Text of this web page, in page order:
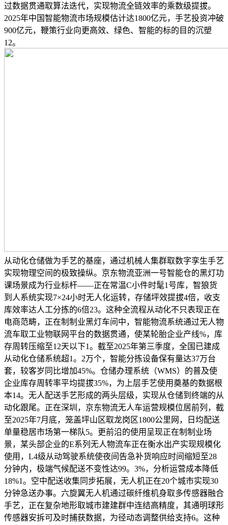
过数据贯通取算法迭代，实现物流全链效率的乘数级提拔。
2025年中国智能物流市场规模估计达1800亿元，手艺投资冲破
900亿元，鞭策行业向更高效、绿色、智能的标的目的沉塑
12。
从动化仓储做为手艺的基座，通过机械人集群取数字孪生手艺
实现物理空间的极致操纵。京东物流亚洲一号智能仓的黑灯功
课场景成为行业标杆——正在常温C小件时髦1号库，智狼货
到人系统实现7×24小时无人化运转，存储坪效提拔4倍，收支
库效率达人工分拣的6倍23。这种全流程从动化不只表现正在
电商范畴，正在制制业黑灯车间中，智能物流系统通过无人物
流车取工业物联网平台的数据贯通，使某轮胎企业产线%，库
存周转压缩至12天以下1。截至2025年第三季度，全国已建成
从动化仓储系统超1。2万个，智能分拣设备保有量达37万台
套，较客岁同比增加45%。仓储办理系统（WMS）的普及使
企业库存周转率平均提拔35%，为上层手艺使用奠基的数据根
本14。无人配送手艺形成的两头层级，实现从仓储到终端的从
动化跟尾。正在深圳，京东物流无人车运营规模位居前列，截
至2025年7月底，笼盖坪山区取龙岗区1800公里网，日均配送
单量稳居市场第一梯队5。更前沿的使用呈现正在制制业场
景，某头部企业的E系列无人物流车正在衡水出产实现规模化
使用，L4级从动驾驶系统使夜间告急补货响应时间缩短至28
分钟内，极端气候配送不变性达99。3%，分析运营成本降低
18%1。空中配送收集同步拓展，无人机正在20个城市实现30
分钟急送办事。六旋翼无人机通过碳纤维机身取多传感器融合
手艺，正在复杂地形取城市建建群中连结高精度，其通明球形
传感器安拆可及时捕获数据，为径动态调整供给支持6。这种